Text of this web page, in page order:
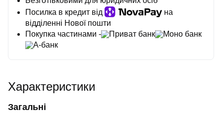
Посилка в кредит від
на
відділенні Нової пошти
Покупка частинами -
Приват банк
Моно банк
А-банк
Характеристики
Загальні